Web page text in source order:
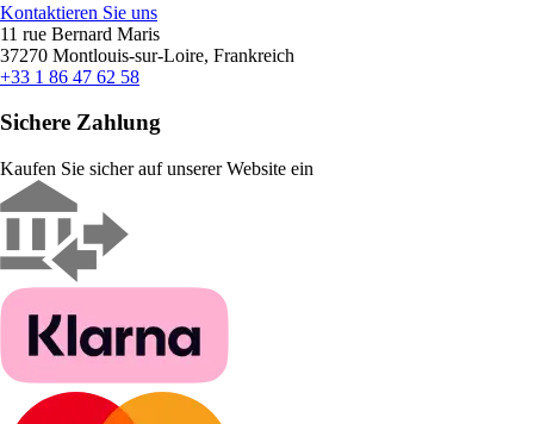
Kontaktieren Sie uns
11 rue Bernard Maris
37270 Montlouis-sur-Loire, Frankreich
+33 1 86 47 62 58
Sichere Zahlung
Kaufen Sie sicher auf unserer Website ein